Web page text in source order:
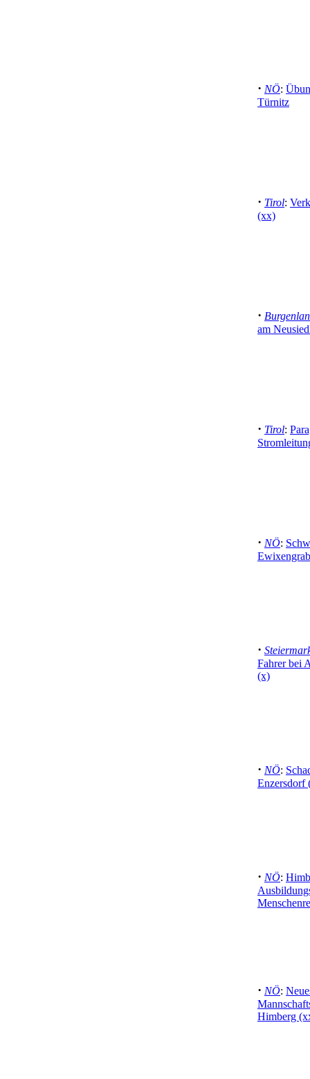
· NÖ:
Türnitz
· Tirol:
(xx)
·
am
· Tirol:
· NÖ:
·
Fahrer bei
(x)
· NÖ:
Enzersdorf
· NÖ:
· NÖ:
Himberg